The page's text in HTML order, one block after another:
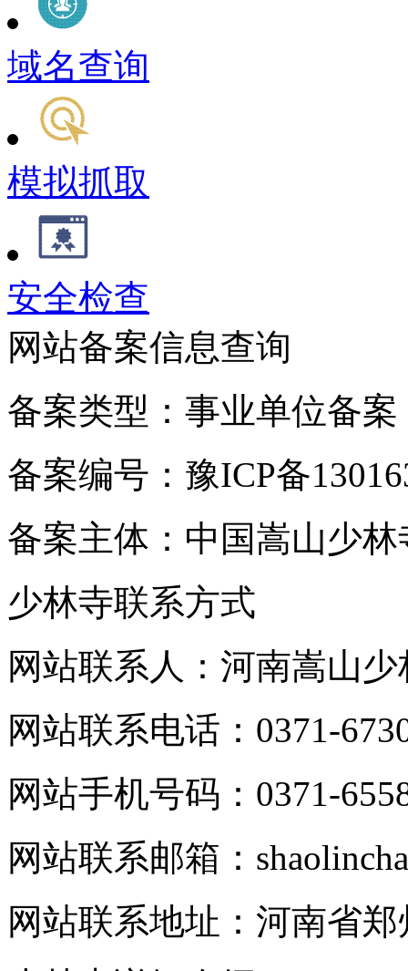
域名查询
模拟抓取
安全检查
网站备案信息查询
备案类型：事业单位备案
备案编号：豫ICP备
备案主体：中国嵩山少林
少林寺联系方式
网站联系人：河南嵩山少
网站联系电话：0371-
网站手机号码：0371-
网站联系邮箱：
网站联系地址：河南省